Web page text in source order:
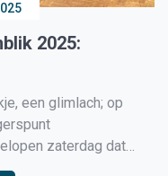
2025:
een glimlach; op
zaterdag dat
écht telt, zijn de